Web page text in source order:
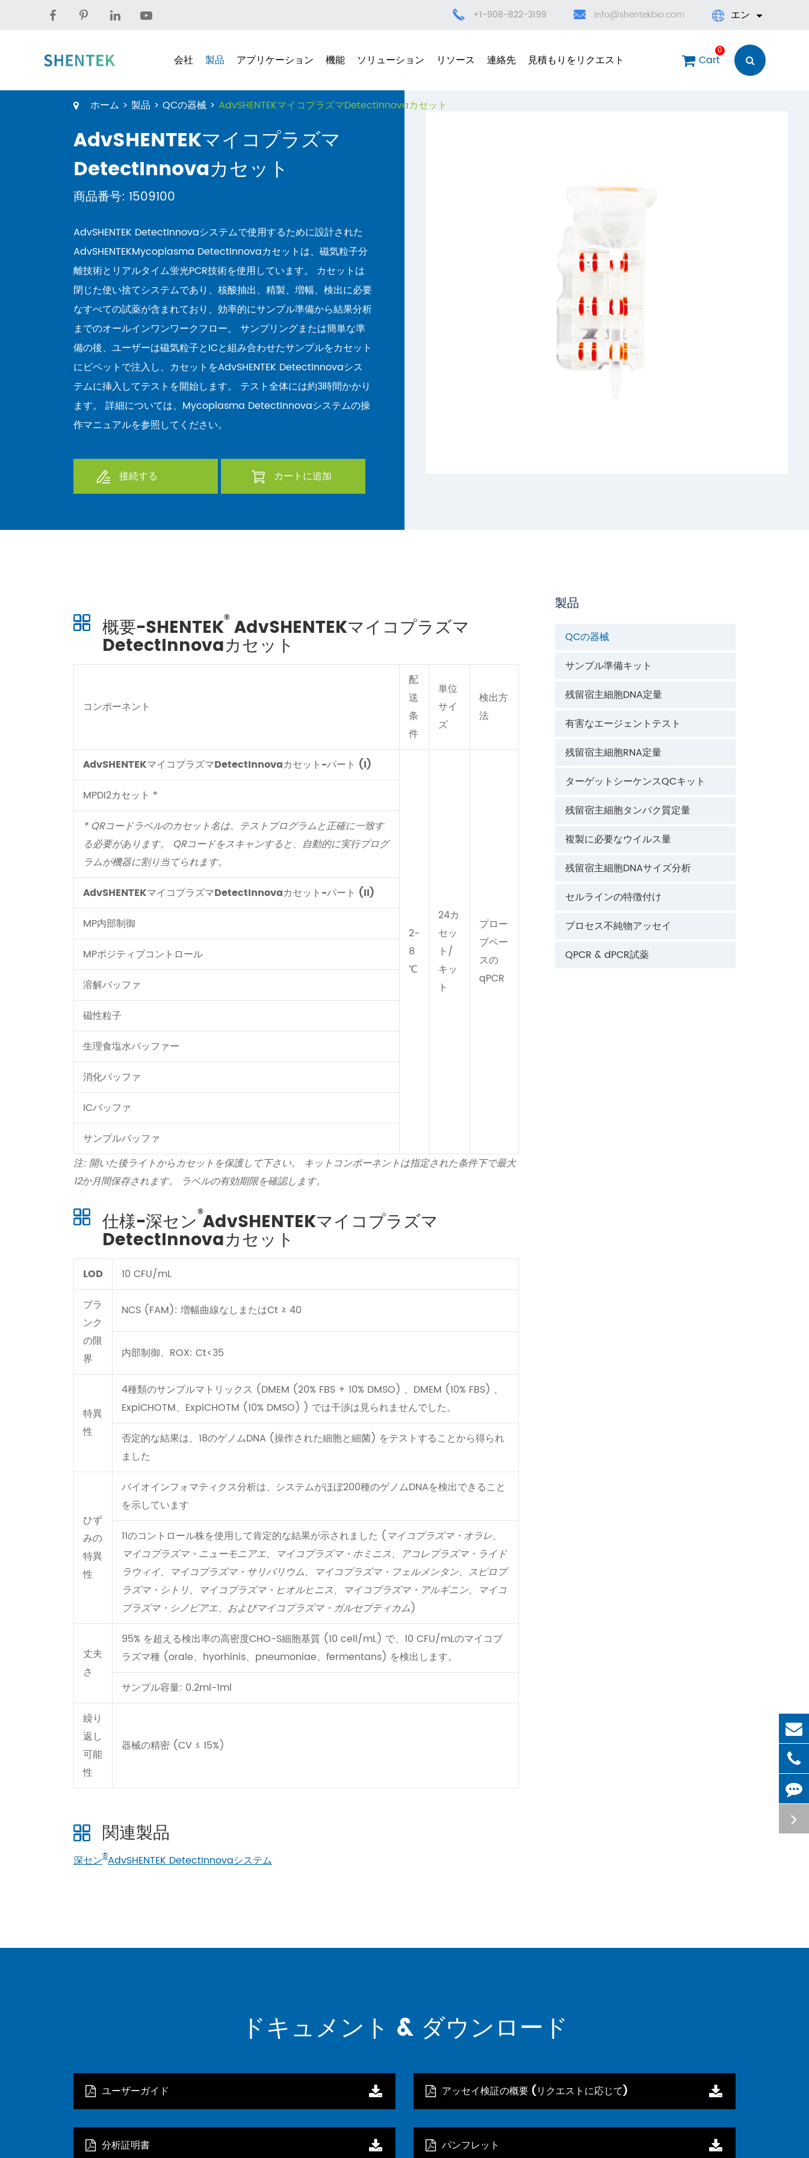
+1-908-822-3199 info@shentekbio.com
エン
会社 製品 アプリケーション 機能 ソリューション リソース 連絡先 見積もりをリクエスト Cart
0
ホーム 製品 QCの器械 AdvSHENTEKマイコプラズマDetectInnovaカセット
AdvSHENTEKマイコプラズマ
DetectInnovaカセット
商品番号: 1509100
AdvSHENTEK DetectInnovaシステムで使用するために設計された
AdvSHENTEKMycoplasma DetectInnovaカセットは、磁気粒子分
離技術とリアルタイム蛍光PCR技術を使用しています。 カセットは
閉じた使い捨てシステムであり、核酸抽出、精製、増幅、検出に必要
なすべての試薬が含まれており、効率的にサンプル準備から結果分析
までのオールインワンワークフロー。 サンプリングまたは簡単な準
備の後、ユーザーは磁気粒子とICと組み合わせたサンプルをカセット
にピペットで注入し、カセットをAdvSHENTEK DetectInnovaシス
テムに挿入してテストを開始します。 テスト全体には約3時間かかり
ます。 詳細については、Mycoplasma DetectInnovaシステムの操
作マニュアルを参照してください。
接続する カートに追加
概要-SHENTEK® AdvSHENTEKマイコプラズマ
DetectInnovaカセット
コンポーネント
配
送
条
件
単位
サイ
ズ
検出方
法
AdvSHENTEKマイコプラズマDetectInnovaカセット-パート (I)
2-
8
℃
24カ
セッ
ト/
キッ
ト
プロー
ブベー
スの
qPCR
MPDI2カセット *
* QRコードラベルのカセット名は、テストプログラムと正確に一致す
る必要があります。 QRコードをスキャンすると、自動的に実行プログ
ラムが機器に割り当てられます。
AdvSHENTEKマイコプラズマDetectInnovaカセット-パート (II)
MP内部制御
MPポジティブコントロール
溶解バッファ
磁性粒子
生理食塩水バッファー
消化バッファ
ICバッファ
サンプルバッファ
注: 開いた後ライトからカセットを保護して下さい。 キットコンポーネントは指定された条件下で最大
12か月間保存されます。 ラベルの有効期限を確認します。
仕様-深セン®AdvSHENTEKマイコプラズマ
DetectInnovaカセット
LOD
10 CFU/mL
ブラ
ンク
の限
界
NCS (FAM): 増幅曲線なしまたはCt ≥ 40
内部制御、ROX: Ct<35
特異
性
4種類のサンプルマトリックス (DMEM (20% FBS + 10% DMSO) 、DMEM (10% FBS) 、
ExpiCHOTM、ExpiCHOTM (10% DMSO) ) では干渉は見られませんでした。
否定的な結果は、18のゲノムDNA (操作された細胞と細菌) をテストすることから得られ
ました
ひず
みの
特異
性
バイオインフォマティクス分析は、システムがほぼ200種のゲノムDNAを検出できること
を示しています
11のコントロール株を使用して肯定的な結果が示されました (マイコプラズマ・オラレ、
マイコプラズマ・ニューモニアエ、マイコプラズマ・ホミニス、アコレプラズマ・ライド
ラウィイ、マイコプラズマ・サリバリウム、マイコプラズマ・フェルメンタン、スピロプ
ラズマ・シトリ、マイコプラズマ・ヒオルヒニス、マイコプラズマ・アルギニン、マイコ
プラズマ・シノビアエ、およびマイコプラズマ・ガルセプティカム)
丈夫
さ
95% を超える検出率の高密度CHO-S細胞基質 (10 cell/mL) で、10 CFU/mLのマイコプ
ラズマ種 (orale、hyorhinis、pneumoniae、fermentans) を検出します。
サンプル容量: 0.2ml-1ml
繰り
返し
可能
性
器械の精密 (CV ≤ 15%)
関連製品
深セン®AdvSHENTEK DetectInnovaシステム
製品
QCの器械
サンプル準備キット
残留宿主細胞DNA定量
有害なエージェントテスト
残留宿主細胞RNA定量
ターゲットシーケンスQCキット
残留宿主細胞タンパク質定量
複製に必要なウイルス量
残留宿主細胞DNAサイズ分析
セルラインの特徴付け
プロセス不純物アッセイ
QPCR & dPCR試薬
ドキュメント & ダウンロード
ユーザーガイド アッセイ検証の概要 (リクエストに応じて)
分析証明書 パンフレット